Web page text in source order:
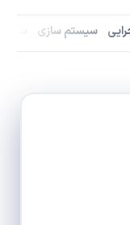
سیستم سازی